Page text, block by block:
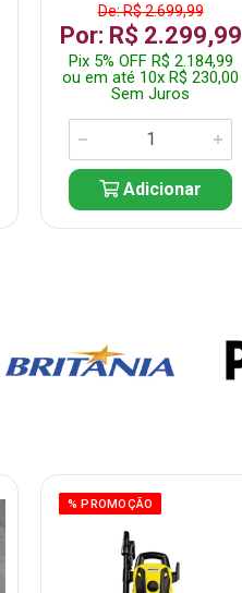
De: R$ 2.699,99
Por: R$ 2.299,99
Pix 5% OFF R$ 2.184,99
ou em até 10x R$ 230,00
Sem Juros
Adicionar
% PROMOÇÃO